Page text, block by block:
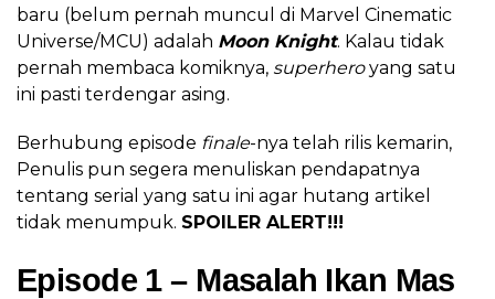
baru (belum pernah muncul di Marvel Cinematic
Universe/MCU) adalah Moon Knight. Kalau tidak
pernah membaca komiknya, superheroyang satu
ini pasti terdengar asing.
Berhubung episode finale-nya telah rilis kemarin,
Penulis pun segera menuliskan pendapatnya
tentang serial yang satu ini agar hutang artikel
tidak menumpuk. SPOILER ALERT!!!
Episode 1 – Masalah Ikan Mas